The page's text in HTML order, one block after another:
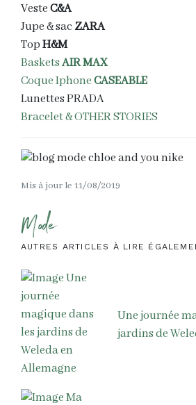
VesteC&A
Jupe & sacZARA
TopH&M
BasketsAIR MAX
Coque IphoneCASEABLE
Lunettes PRADA
Bracelet & OTHER STORIES
Mis à jour le 11/08/2019
Mode
AUTRES ARTICLES À LIRE
Une journée
jardins de